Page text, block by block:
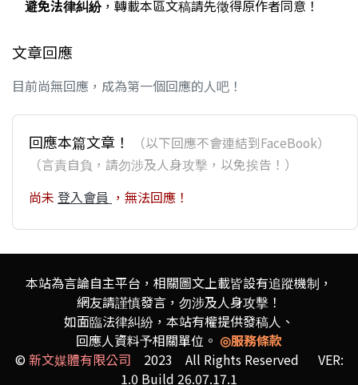
避免法律糾紛，轉載本區文稿請先徵得原作者同意！
文章回應
目前尚無回應，成為第一個回應的人吧！
回應本篇文章！
（以下回應不會連結到FaceBook）
（言責自負，請勿涉及人身攻擊，以免挨告！）
尚未 登入會員 ，無法回應！
本站為言論自主平台，相關圖文上載皆設有追蹤機制，
網友請謹慎發言，勿涉及人身攻擊！
如面臨法律糾紛，本站有權提供發稿人、
回應人資料予相關單位。 ◎服務條款
©新文媒體有限公司 2023 All Rights Reserved VER:
1.0 Build 26.07.17.1